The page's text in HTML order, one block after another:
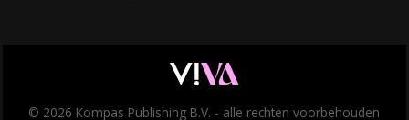
© 2026 Kompas Publishing B.V. - alle rechten voorbehouden